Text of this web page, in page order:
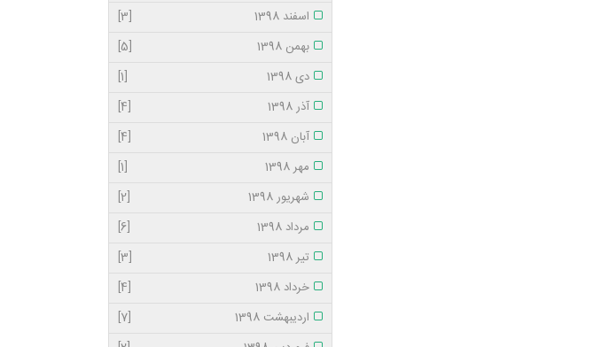
اسفند 1398
[3]
بهمن 1398
[5]
دی 1398
[1]
آذر 1398
[4]
آبان 1398
[4]
مهر 1398
[1]
شهریور 1398
[2]
مرداد 1398
[6]
تیر 1398
[3]
خرداد 1398
[4]
اردیبهشت 1398
[7]